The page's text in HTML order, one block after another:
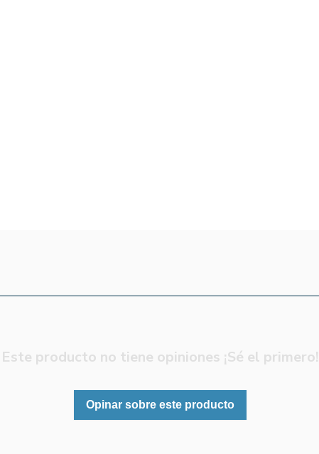
Este producto no tiene opiniones ¡Sé el primero!
Opinar sobre este producto